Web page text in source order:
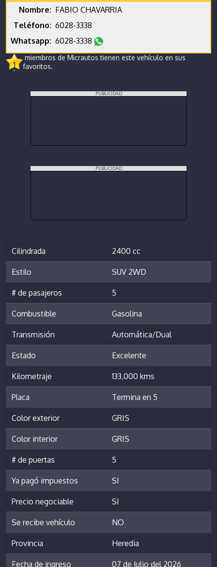
Nombre: FABIO CHAVARRIA
Teléfono: 6028-3338
Whatsapp: 6028-3338
1
miembros de Micrautos tienen este vehículo en sus
favoritos.
PUBLICIDAD
PUBLICIDAD
Cilindrada 2400 cc
Estilo SUV 2WD
# de pasajeros 5
Combustible Gasolina
Transmisión Automática/Dual
Estado Excelente
Kilometraje 133,000 kms
Placa Termina en 5
Color exterior GRIS
Color interior GRIS
# de puertas 5
Ya pagó impuestos SI
Precio negociable SI
Se recibe vehículo NO
Provincia Heredia
Fecha de ingreso 07 de Julio del 2026